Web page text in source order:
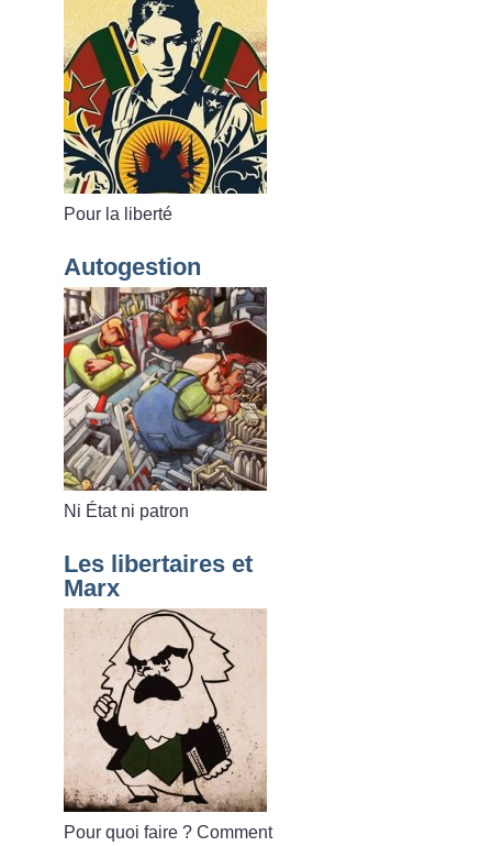
Pour la liberté
Autogestion
Ni État ni patron
Les libertaires et
Marx
Pour quoi faire ? Comment